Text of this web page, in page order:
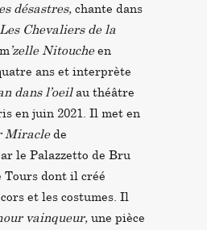
désastres, chante dans
Les Chevaliers de la
’zelle Nitouche en
ans et interprète
dans l’oeil au théâtre
en juin 2021. Il met en
Miracle de
le Palazzetto de Bru
Tours dont il créé
et les costumes. Il
vainqueur, une pièce